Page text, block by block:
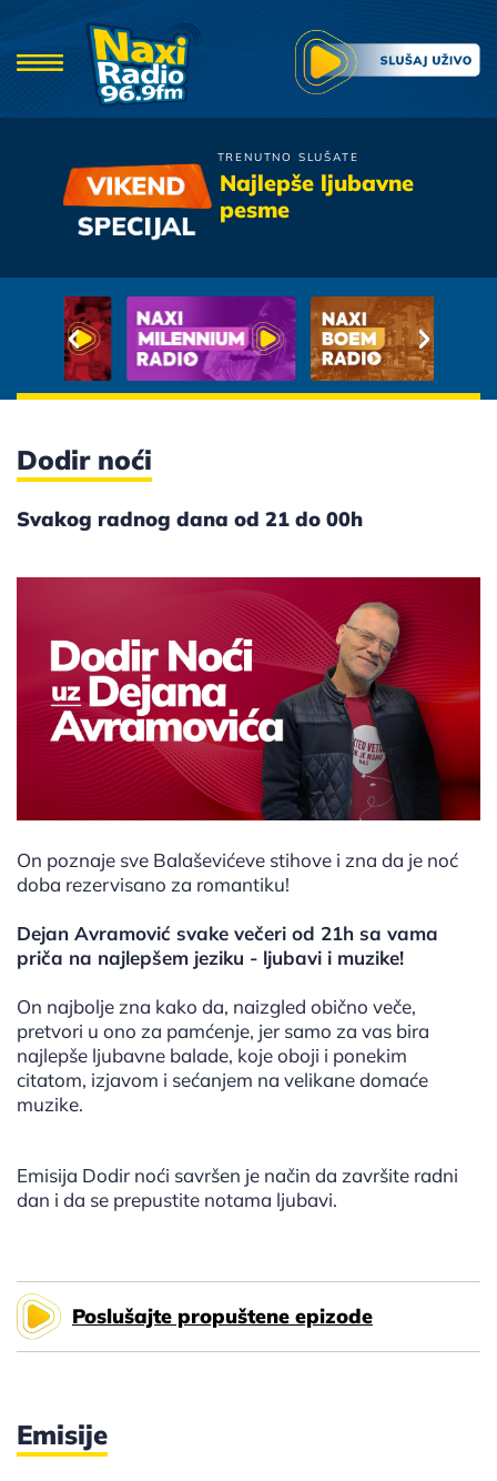
TRENUTNO SLUŠATE
Najlepše ljubavne
pesme
Crvena Jabuka
Tamo Gde Ljubav Pocinje
Dodir noći
Svakog radnog dana od 21 do 00h
On poznaje sve Balaševićeve stihove i zna da je noć
doba rezervisano za romantiku!
Dejan Avramović svake večeri od 21h sa vama
priča na najlepšem jeziku - ljubavi i muzike!
On najbolje zna kako da, naizgled obično veče,
pretvori u ono za pamćenje, jer samo za vas bira
najlepše ljubavne balade, koje oboji i ponekim
citatom, izjavom i sećanjem na velikane domaće
muzike.
Emisija Dodir noći savršen je način da završite radni
dan i da se prepustite notama ljubavi.
Poslušajte propuštene epizode
Emisije